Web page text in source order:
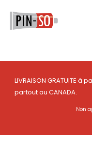
contenu
LIVRAISON GRATUITE
partout au CANADA.
Non